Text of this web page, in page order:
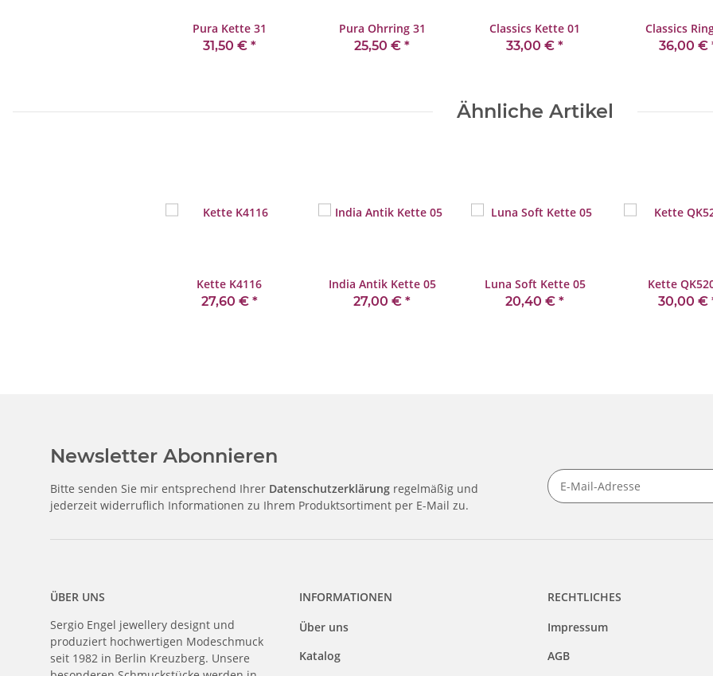
Pura Kette 31
31,50 € *
Pura Ohrring 31
25,50 € *
Classics Kette 01
33,00 € *
Classics
36,00 €
Ähnliche Artikel
Kette K4116
27,60 € *
India Antik Kette 05
27,00 € *
Luna Soft Kette 05
20,40 € *
Kette
30,00 €
Newsletter Abonnieren
Bitte senden Sie mir entsprechend Ihrer Datenschutzerklärung regelmäßig und
jederzeit widerruflich Informationen zu Ihrem Produktsortiment per E-Mail zu.
ÜBER UNS
Sergio Engel jewellery designt und
produziert hochwertigen Modeschmuck
seit 1982 in Berlin Kreuzberg. Unsere
INFORMATIONEN
Über uns
Katalog
RECHTLICHES
Impressum
AGB